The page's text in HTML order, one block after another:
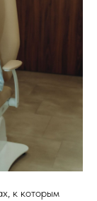
к которым